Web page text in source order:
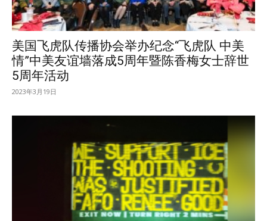
美国飞虎队传播协会举办纪念“飞虎队 中美
情”中美友谊墙落成5周年暨陈香梅女士辞世
5周年活动
2023年3月19日